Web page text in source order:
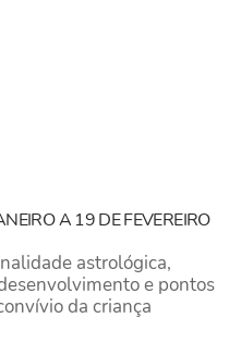
A 19 DE FEVEREIRO
astrológica,
e pontos
da criança